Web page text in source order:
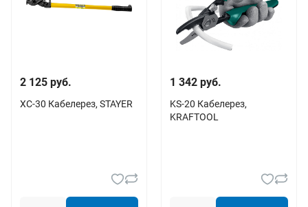
2 125 руб.
XC-30 Кабелерез, STAYER
1 342 руб.
KS-20 Кабелерез,
KRAFTOOL